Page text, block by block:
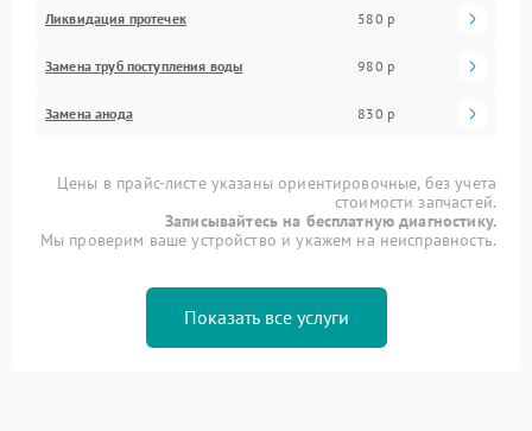
Ликвидация протечек 580 р
Замена труб поступления воды 980 р
Замена анода 830 р
Цены в прайс-листе указаны ориентировочные, без учета
стоимости запчастей.
Записывайтесь на бесплатную диагностику.
Мы проверим ваше устройство и укажем на неисправность.
Показать все услуги